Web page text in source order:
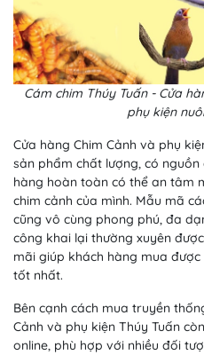
Cám chim Thúy Tuấn - Cửa
phụ kiện
Cửa hàng Chim Cảnh và phụ
sản phẩm chất lượng, có
hàng hoàn toàn có thể an tâm
chim cảnh của mình. Mẫu mã
cũng vô cùng phong phú, đa
công khai lại thường xuyên
mãi giúp khách hàng mua
tốt nhất.
Bên cạnh cách mua truyền
Cảnh và phụ kiện Thúy Tuấn
online, phù hợp với nhiều đối